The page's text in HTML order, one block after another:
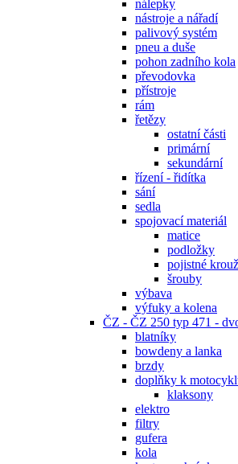
nálepky
nástroje a nářadí
palivový systém
pneu a duše
pohon zadního kola
převodovka
přístroje
rám
řetězy
ostatní části
primární
sekundární
řízení - řidítka
sání
sedla
spojovací materiál
matice
podložky
pojistné
šrouby
výbava
výfuky a kolena
ČZ - ČZ 250 typ 471 -
blatníky
bowdeny a lanka
brzdy
doplňky k
klaksony
elektro
filtry
gufera
kola